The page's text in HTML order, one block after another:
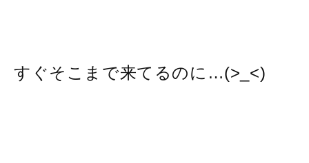
すぐそこまで来てるのに…(>_<)